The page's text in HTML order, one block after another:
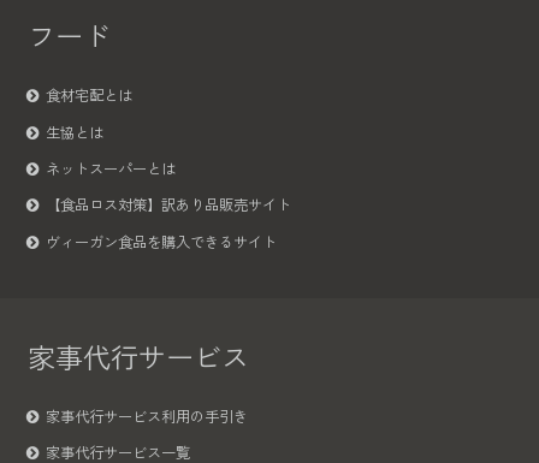
フード
食材宅配とは
生協とは
ネットスーパーとは
【食品ロス対策】訳あり品販売サイト
ヴィーガン食品を購入できるサイト
家事代行サービス
家事代行サービス利用の手引き
家事代行サービス一覧